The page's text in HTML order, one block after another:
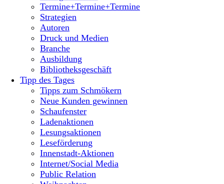
Termine+Termine+Termine
Strategien
Autoren
Druck und Medien
Branche
Ausbildung
Bibliotheksgeschäft
Tipp des Tages
Tipps zum Schmökern
Neue Kunden gewinnen
Schaufenster
Ladenaktionen
Lesungsaktionen
Leseförderung
Innenstadt-Aktionen
Internet/Social Media
Public Relation